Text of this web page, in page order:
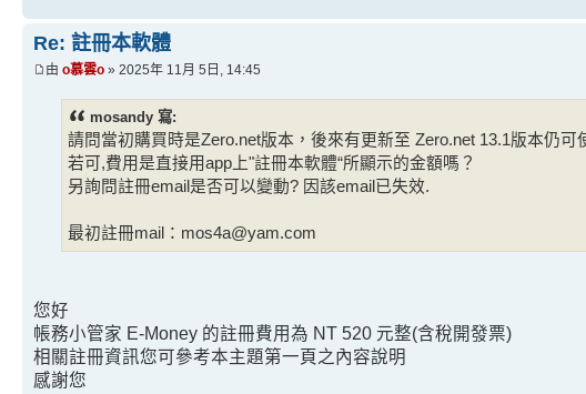
Re: 註冊本軟體
由 o慕雲o » 2025年 11月 5日, 14:45
mosandy 寫:
請問當初購買時是Zero.net版本，後來有更新至 Zero.net 13.1版本仍
若可,費用是直接用app上"註冊本軟體“所顯示的金額嗎？
另詢問註冊email是否可以變動? 因該email已失效.
最初註冊mail：mos4a@yam.com
您好
帳務小管家 E-Money 的註冊費用為 NT 520 元整(含稅開發票)
相關註冊資訊您可參考本主題第一頁之內容說明
感謝您